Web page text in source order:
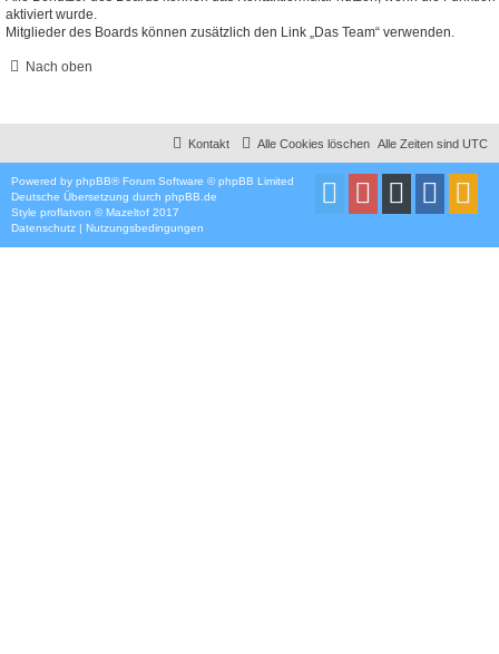
aktiviert wurde.
Mitglieder des Boards können zusätzlich den Link „Das Team“ verwenden.
Nach oben
Alle Zeiten sind UTC
Alle Cookies löschen
Kontakt
Powered by phpBB® Forum Software © phpBB Limited
Deutsche Übersetzung durch phpBB.de
Style proflatvon ©Mazeltof 2017
Datenschutz | Nutzungsbedingungen